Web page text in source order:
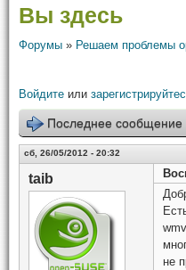
Вы здесь
Форумы » Решаем проблемы
Войдите или
Последнее сообщение
сб, 26/05/2012 - 20:32
taib
не